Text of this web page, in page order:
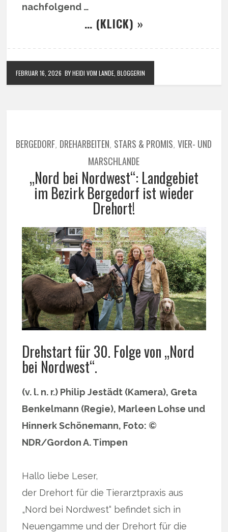
nachfolgend …
… (KLICK) »
FEBRUAR 16, 2026 BY HEIDI VOM LANDE, BLOGGERIN
BERGEDORF, DREHARBEITEN, STARS & PROMIS,VIER- UND
MARSCHLANDE
„Nord bei Nordwest“: Landgebiet
im Bezirk Bergedorf ist wieder
Drehort!
Drehstart für 30. Folge von „Nord
bei Nordwest“.
(v. l. n. r.) Philip Jestädt (Kamera), Greta
Benkelmann (Regie), Marleen Lohse und
Hinnerk Schönemann, Foto: ©
NDR/Gordon A. Timpen
Hallo liebe Leser,
der Drehort für die Tierarztpraxis aus
„Nord bei Nordwest“ befindet sich in
Neuengamme und der Drehort für die